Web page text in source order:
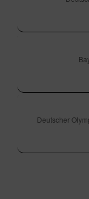
Deutscher